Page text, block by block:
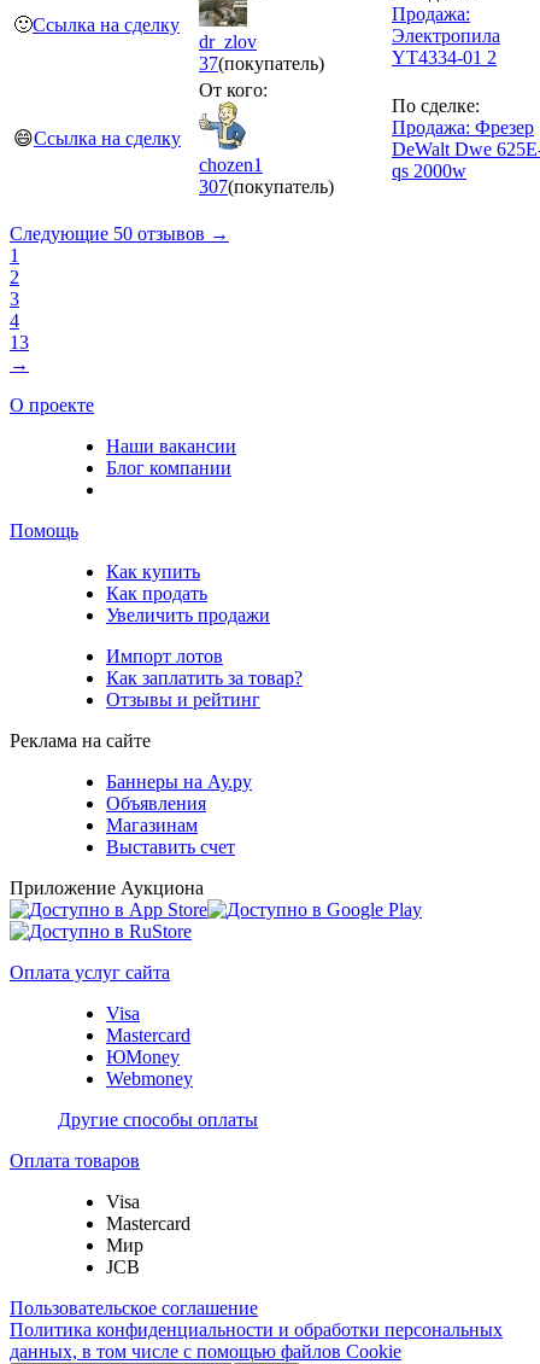
🙂Ссылка на сделку
dr_zlov
37(покупатель)
Продажа:
Электропила
YT4334-01 2
😄Ссылка на сделку
От кого:
chozen1
307(покупатель)
По сделке:
Продажа: Фрезер
DeWalt Dwe
qs 2000w
Следующие 50 отзывов →
1
2
3
4
13
→
О проекте
Наши вакансии
Блог компании
Помощь
Как купить
Как продать
Увеличить продажи
Импорт лотов
Как заплатить за товар?
Отзывы и рейтинг
Реклама на сайте
Баннеры на Ау.ру
Объявления
Магазинам
Выставить счет
Приложение Аукциона
Оплата услуг сайта
Visa
Mastercard
ЮMoney
Webmoney
Другие способы оплаты
Оплата товаров
Visa
Mastercard
Мир
JCB
Пользовательское соглашение
Политика конфиденциальности и обработки персональных
данных, в том числе с помощью файлов Cookie